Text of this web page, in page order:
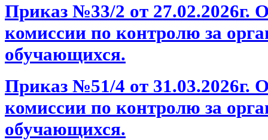
Приказ №33/2 от 27.02.2026г.
комиссии по контролю за
обучающихся.
Приказ №51/4 от 31.03.2026г.
комиссии по контролю за
обучающихся.